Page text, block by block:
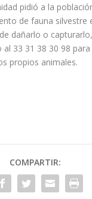
pidió a la
de fauna silvestre
dañarlo o
al 33 31 38 30 98
propios animales.
COMPARTIR: